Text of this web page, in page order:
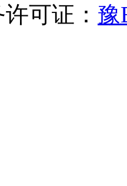
可证： 豫